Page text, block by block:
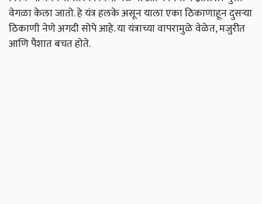
वेगळा केला जातो. हे यंत्र हलके असून याला एका ठिकाणाहून दुसर्‍या
ठिकाणी नेणे अगदी सोपे आहे. या यंत्राच्या वापरामुळे वेळेत, मजुरीत
आणि पैशात बचत होते.